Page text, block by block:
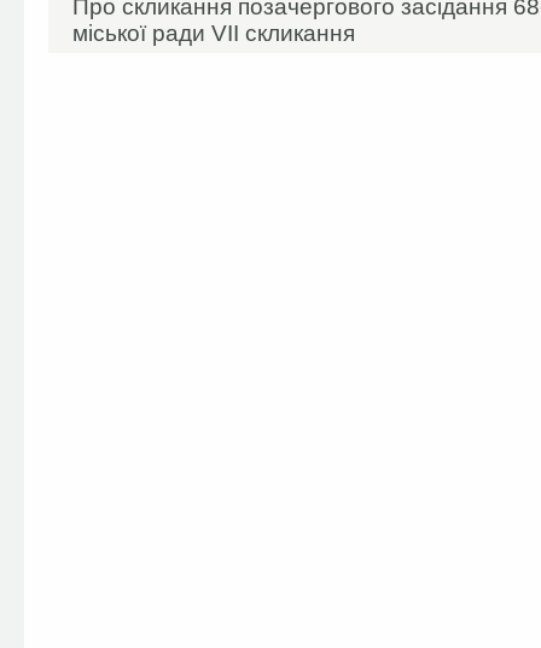
Про скликання позачергового засідання 68-
міської ради VII скликання